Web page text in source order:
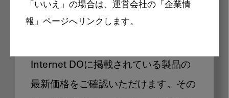
「いいえ」の場合は、運営会社の「企業情
報」ページへリンクします。
製品価格も閲覧可能
Internet DOに掲載されている製品の
最新価格をご確認いただけます。その